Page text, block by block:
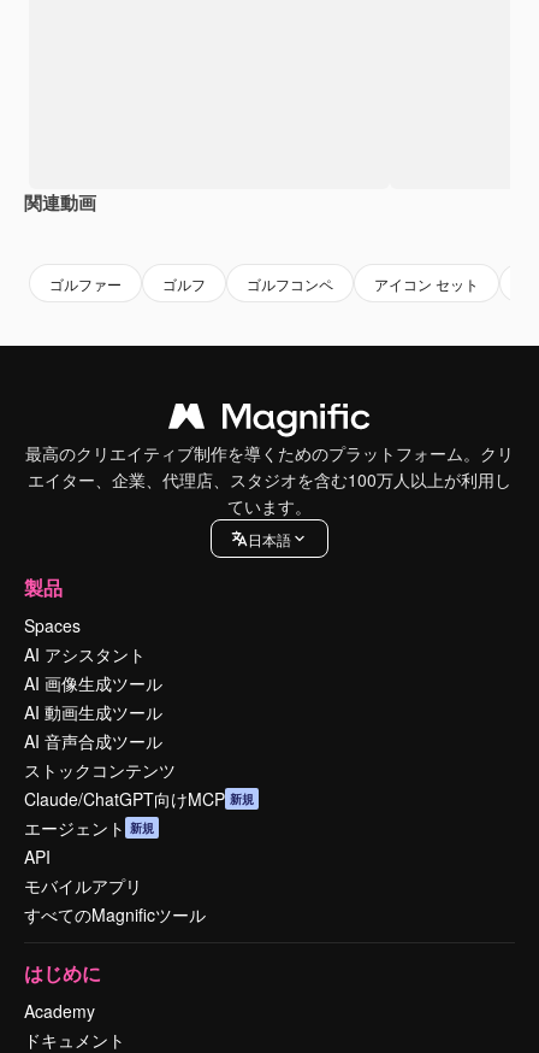
関連動画
ゴルファー ゴルフ ゴルフコンペ アイコン セット
最高のクリエイティブ制作を導くためのプラットフォーム。クリ
エイター、企業、代理店、スタジオを含む100万人以上が利用し
ています。
日本語
製品
Spaces
AI アシスタント
AI 画像生成ツール
AI 動画生成ツール
AI 音声合成ツール
ストックコンテンツ
Claude/ChatGPT向けMCP 新規
エージェント 新規
API
モバイルアプリ
すべてのMagnificツール
はじめに
Academy
ドキュメント